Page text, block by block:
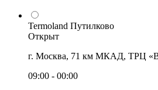
Termoland Путилково
Открыт
г. Москва, 71 км МКАД, ТРЦ
09:00 - 00:00